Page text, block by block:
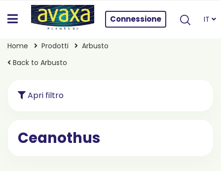
Connessione IT
Home Prodotti
Arbusto
Back to Arbusto
Apri filtro
Ceanothus